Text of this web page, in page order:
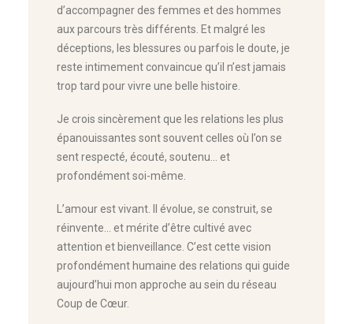
d’accompagner des femmes et des hommes
aux parcours très différents. Et malgré les
déceptions, les blessures ou parfois le doute, je
reste intimement convaincue qu’il n’est jamais
trop tard pour vivre une belle histoire.
Je crois sincèrement que les relations les plus
épanouissantes sont souvent celles où l’on se
sent respecté, écouté, soutenu… et
profondément soi-même.
L’amour est vivant. Il évolue, se construit, se
réinvente… et mérite d’être cultivé avec
attention et bienveillance. C’est cette vision
profondément humaine des relations qui guide
aujourd’hui mon approche au sein du réseau
Coup de Cœur.